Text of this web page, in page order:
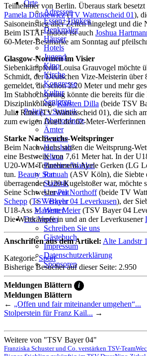
Stadtteile
Sport
Who is who
Wohnen
Orte
Adressen
Essen+Trinken
Denkmäler
Häuser
Hotels
Jugend
Kino
Kirche
Kongresse
Kultur
Senioren
Stadtführer
Straßen
Politik + Statistik
Abgeordnete
Ämter
Bezirke
Haushalt
Klima
Parteien/Wahlen
Rat
Statistik
Umwelt
Verkehr
Wetter
Der Verein
Schreiben Sie uns
Gästebuch
Impressum
Datenschutzerklärung
Sponsoren
Teilnehmer von Berlin. Überaus stark
Pamela Dutkiewicz(TV Wattenscheid 01),
Saisoneinstieg aller Zeiten hingelegt und
Beim ISTAF Indoor ist auch Joshua
60-Meter-Bestmarke am Sonntag auf
Glasgow-Normen im Visier
Siebenkämpferin Louisa Grauvogel möchte
Schmidt, der Deutschen Vize-Meisterin
gemeldet, die schon 2,20 Meter und mehr
Im Stabhochsprung könnte die bereits für
DisziplinkollegeKarsten Dilla (beide TSV
Julia Ritter (TV Wattenscheid 01), die sich
zum ewigen Duell der 62-Meter-
Starke Nachwuchs-Weitspringer
Beim Nachwuchs stoßen die Weitsprung-
eine Bestweite von 7,61 Meter hat. In der
U20-WM-Teilnehmerin Ayele Gerken (LG
tun. Beauty Somuah (ASV Köln), die Siebte
überragender U20-Kugelstoßer war, möchte
Seine SchwesterPia Northoff(beide TV
Schepp (TSV Bayer 04 Leverkusen), der
U18-Ass Marlene Meier(TSV Bayer 04
Die Wettkämpfe in und an der Leverkusener
Anschriften aus dem Artikel: Alte Landstr
Kategorie:Sport
Bisherige Besucher auf dieser Seite: 2.950
Meldungen Blättern i
Meldungen Blättern
← „Offen und fair miteinander umgehen“...
Stolperstein für Franz Kail... →
Weitere von "TSV Bayer 04"
Franziska Schuster und Co. verstärken TSV-Team